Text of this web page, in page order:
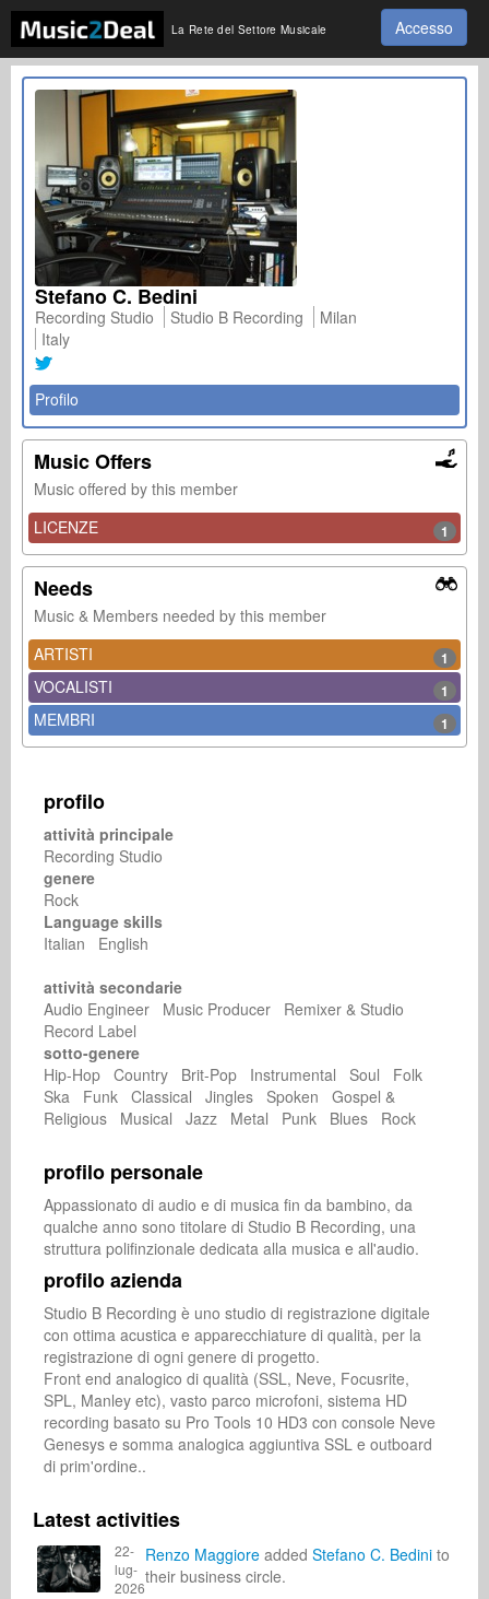
La Rete del Settore Musicale Accesso
Stefano C. Bedini
Recording Studio Studio B Recording
Milan
Italy
Profilo
Music Offers
Music offered by this member
LICENZE
1
Needs
Music & Members needed by this member
ARTISTI
1
VOCALISTI 1
MEMBRI 1
profilo
attività principale
Recording Studio
genere
Rock
Language skills
Italian English
attività secondarie
Audio Engineer Music Producer Remixer & Studio
Record Label
sotto-genere
Hip-Hop Country Brit-Pop Instrumental Soul Folk
Ska Funk Classical Jingles Spoken Gospel &
Religious Musical Jazz Metal Punk Blues Rock
profilo personale
Appassionato di audio e di musica fin da bambino, da
qualche anno sono titolare di Studio B Recording, una
struttura polifinzionale dedicata alla musica e all'audio.
profilo azienda
Studio B Recording è uno studio di registrazione digitale
con ottima acustica e apparecchiature di qualità, per la
registrazione di ogni genere di progetto.
Front end analogico di qualità (SSL, Neve, Focusrite,
SPL, Manley etc), vasto parco microfoni, sistema HD
recording basato su Pro Tools 10 HD3 con console Neve
Genesys e somma analogica aggiuntiva SSL e outboard
di prim'ordine..
Latest activities
22-
lug-
2026
Renzo Maggiore added Stefano C. Bedini to
their business circle.